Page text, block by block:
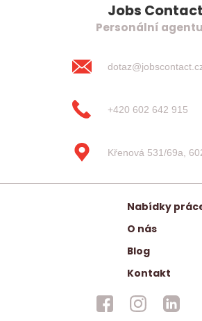
Jobs Contact
Personální
+420 602 642 915
Křenová 531/69a,
Nabídky
O nás
Blog
Kontakt